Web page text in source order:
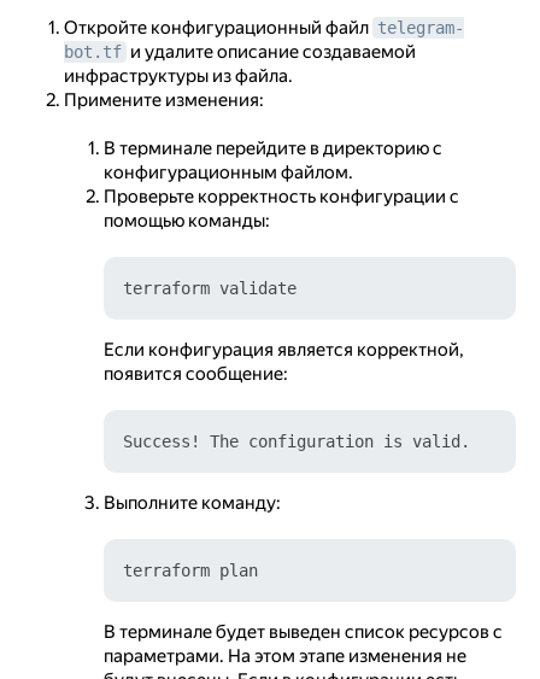
Откройте конфигурационный файл telegram-
bot.tf и удалите описание создаваемой
инфраструктуры из файла.
Примените изменения:
В терминале перейдите в директорию с
конфигурационным файлом.
Проверьте корректность конфигурации с
помощью команды:
Если конфигурация является корректной,
появится сообщение:
Выполните команду:
В терминале будет выведен список ресурсов с
параметрами. На этом этапе изменения не